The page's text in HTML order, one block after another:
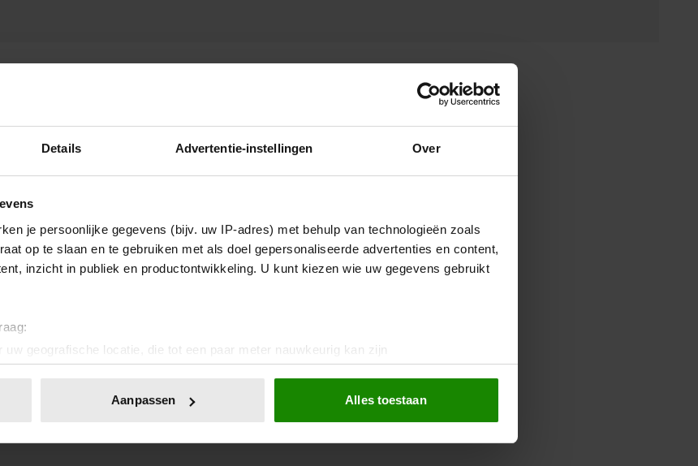
Details Advertentie-instellingen Over
je persoonlijke gegevens (bijv. uw IP-adres) met behulp van technologieën zoals
op te slaan en te gebruiken met als doel gepersonaliseerde advertenties en content,
inzicht in publiek en productontwikkeling. U kunt kiezen wie uw gegevens gebruikt
uw geografische locatie, die tot een paar meter nauwkeurig kan zijn
het actief te scannen op specifieke eigenschappen (fingerprinting)
of intrekken in de Cookieverklaring.
advertenties te personaliseren, om functies voor social media te bieden en om ons
Aanpassen Alles toestaan